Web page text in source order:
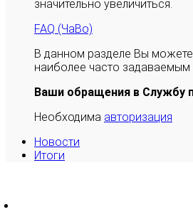
значительно увеличиться.
FAQ (ЧаВо)
В данном разделе Вы
наиболее часто
Ваши обращения в Службу
Необходима авторизация
Новости
Итоги